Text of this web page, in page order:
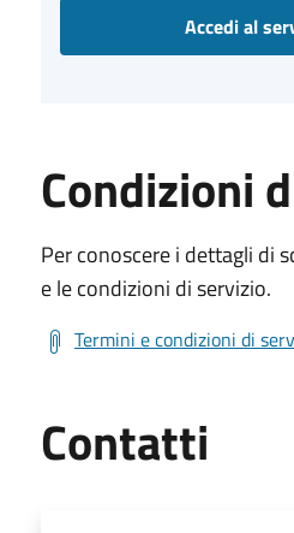
Accedi al
Condizioni
Per conoscere i dettagli di
e le condizioni di servizio.
Termini e condizioni di
Contatti